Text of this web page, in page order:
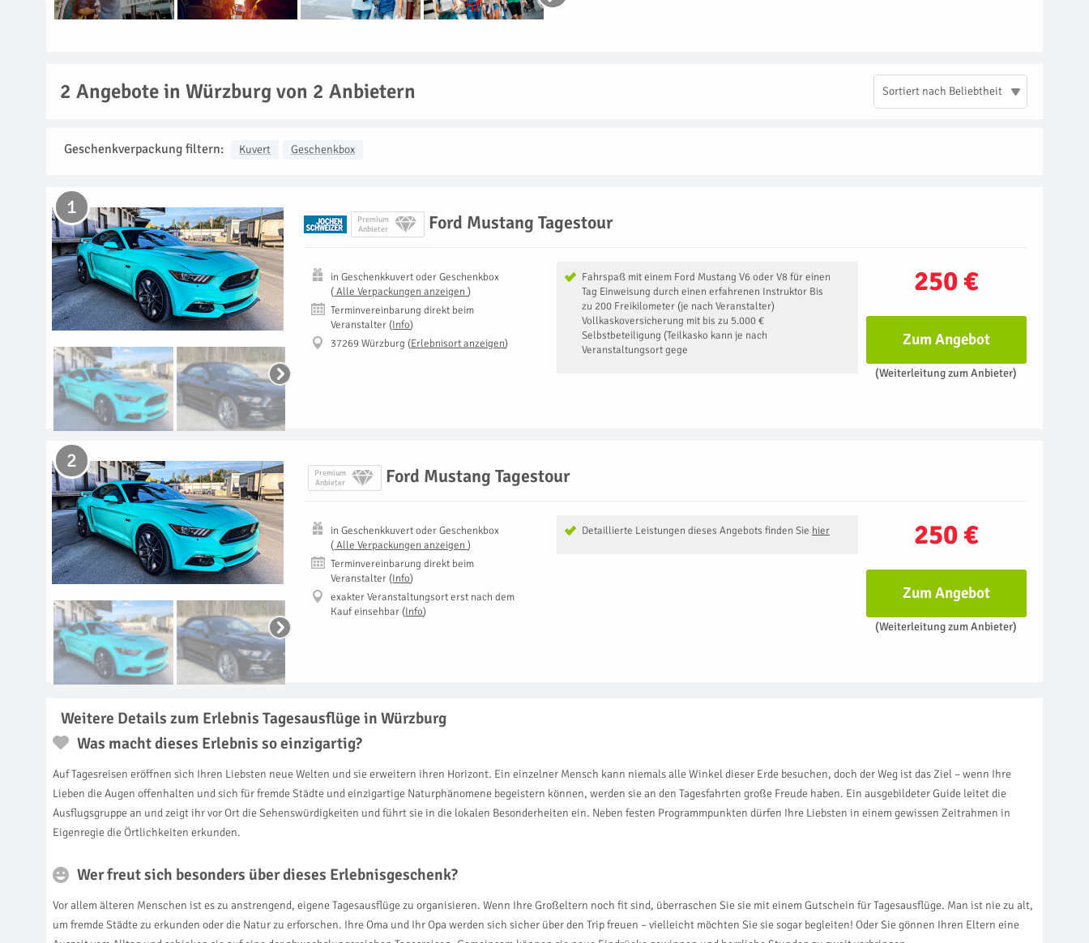
2 Angebote in Würzburg von 2 Anbietern Sortiert nach Beliebtheit
Geschenkverpackung filtern: Kuvert Geschenkbox
Premium
Anbieter
Ford Mustang Tagestour
1
250 €
Fahrspaß mit einem Ford Mustang V6 oder V8 für einen
Tag Einweisung durch einen erfahrenen Instruktor Bis
zu 200 Freikilometer (je nach Veranstalter)
Vollkaskoversicherung mit bis zu 5.000 €
Selbstbeteiligung (Teilkasko kann je nach
Veranstaltungsort gege
inGeschenkkuvert oder Geschenkbox
( Alle Verpackungen anzeigen )
Terminvereinbarung direkt beim
Veranstalter (Info)
37269 Würzburg (Erlebnisort anzeigen) Zum Angebot
(Weiterleitung zum Anbieter)
Premium
Anbieter
Ford Mustang Tagestour
2
250 €
Detaillierte Leistungen dieses Angebots finden Sie hier
inGeschenkkuvert oder Geschenkbox
( Alle Verpackungen anzeigen )
Terminvereinbarung direkt beim
Veranstalter (Info)
exakter Veranstaltungsort erst nach dem
Kauf einsehbar (Info)
Zum Angebot
(Weiterleitung zum Anbieter)
Weitere Details zum Erlebnis Tagesausflüge in Würzburg
Was macht dieses Erlebnis so einzigartig?
Auf Tagesreisen eröffnen sich Ihren Liebsten neue Welten und sie erweitern ihren Horizont. Ein einzelner Mensch kann niemals alle Winkel dieser Erde besuchen, doch der Weg ist das Ziel – wenn Ihre
Lieben die Augen offenhalten und sich für fremde Städte und einzigartige Naturphänomene begeistern können, werden sie an den Tagesfahrten große Freude haben. Ein ausgebildeter Guide leitet die
Ausflugsgruppe an und zeigt ihr vor Ort die Sehenswürdigkeiten und führt sie in die lokalen Besonderheiten ein. Neben festen Programmpunkten dürfen Ihre Liebsten in einem gewissen Zeitrahmen in
Eigenregie die Örtlichkeiten erkunden.
Wer freut sich besonders über dieses Erlebnisgeschenk?
Vor allem älteren Menschen ist es zu anstrengend, eigene Tagesausflüge zu organisieren. Wenn Ihre Großeltern noch fit sind, überraschen Sie sie mit einem Gutschein für Tagesausflüge. Man ist nie zu alt,
um fremde Städte zu erkunden oder die Natur zu erforschen. Ihre Oma und Ihr Opa werden sich sicher über den Trip freuen – vielleicht möchten Sie sie sogar begleiten! Oder Sie gönnen Ihren Eltern eine